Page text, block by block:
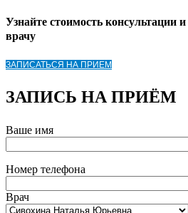
Узнайте стоимость консультации и
врачу
ЗАПИСАТЬСЯ НА ПРИЕМ
ЗАПИСЬ НА ПРИЁМ
Ваше имя
Номер телефона
Врач